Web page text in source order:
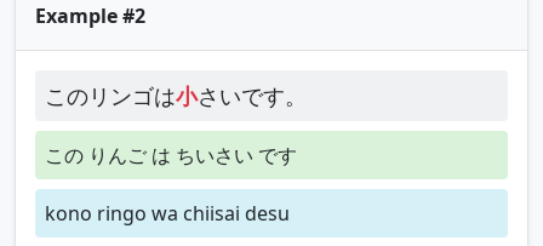
Example #2
このリンゴは小さいです。
この りんご は ちいさい です
kono ringo wa chiisai desu